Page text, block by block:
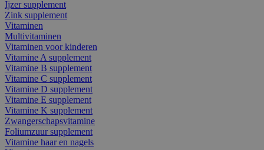
Ijzer supplement
Zink supplement
Vitaminen
Multivitaminen
Vitaminen voor kinderen
Vitamine A supplement
Vitamine B supplement
Vitamine C supplement
Vitamine D supplement
Vitamine E supplement
Vitamine K supplement
Zwangerschapsvitamine
Foliumzuur supplement
Vitamine haar en nagels